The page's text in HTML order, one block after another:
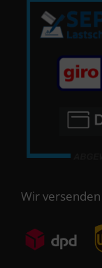
Wir